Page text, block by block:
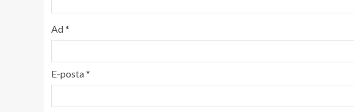
Ad*
E-posta*